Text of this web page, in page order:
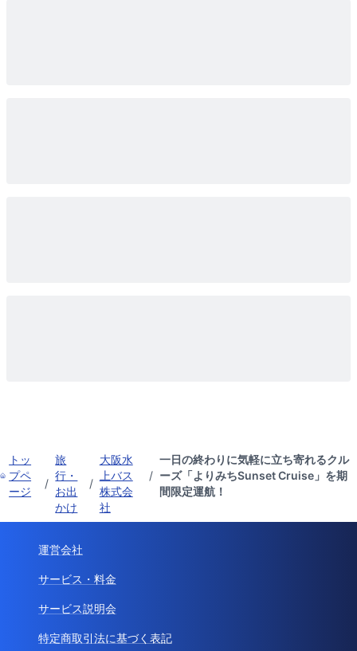
トッ
プペ
ージ
/
旅
行・
お出
かけ
/
大阪水
上バス
株式会
社
/
一日の終わりに気軽に立ち寄れるクル
ーズ「よりみちSunset Cruise」を期
間限定運航！
運営会社
サービス・料金
サービス説明会
特定商取引法に基づく表記